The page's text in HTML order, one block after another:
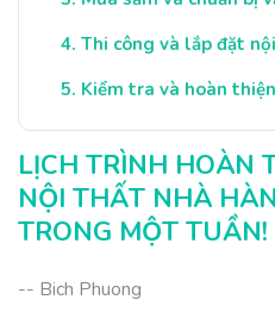
Thi công và lắp đặt
Kiểm tra và hoàn thiện
LỊCH TRÌNH HOÀN
NỘI THẤT NHÀ
TRONG MỘT TUẦN!
-- Bich Phuong